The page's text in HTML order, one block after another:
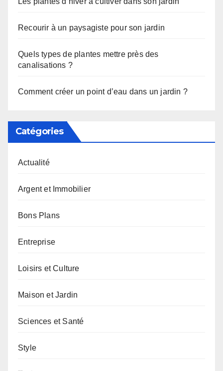
Recourir à un paysagiste pour son jardin
Quels types de plantes mettre près des
canalisations ?
Comment créer un point d’eau dans un jardin ?
Catégories
Actualité
Argent et Immobilier
Bons Plans
Entreprise
Loisirs et Culture
Maison et Jardin
Sciences et Santé
Style